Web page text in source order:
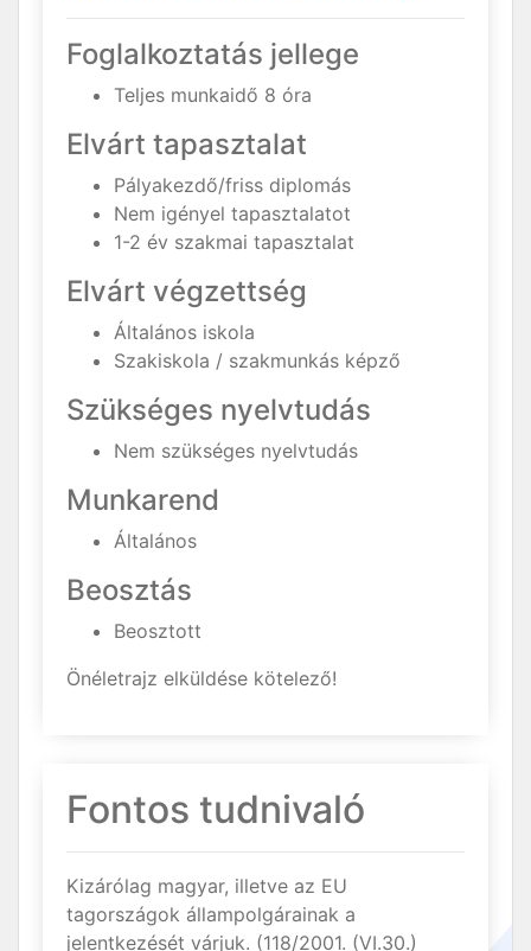
Foglalkoztatás jellege
Teljes munkaidő 8 óra
Elvárt tapasztalat
Pályakezdő/friss diplomás
Nem igényel tapasztalatot
1-2 év szakmai tapasztalat
Elvárt végzettség
Általános iskola
Szakiskola / szakmunkás képző
Szükséges nyelvtudás
Nem szükséges nyelvtudás
Munkarend
Általános
Beosztás
Beosztott
Önéletrajz elküldése kötelező!
Fontos tudnivaló
Kizárólag magyar, illetve az EU
tagországok állampolgárainak a
jelentkezését várjuk. (118/2001. (VI.30.)